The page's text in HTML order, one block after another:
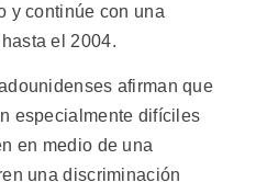
y continúe con una
el 2004.
afirman que
especialmente difíciles
en medio de una
una discriminación